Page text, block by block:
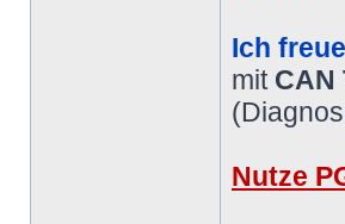
Ich
mit CAN
Nutze